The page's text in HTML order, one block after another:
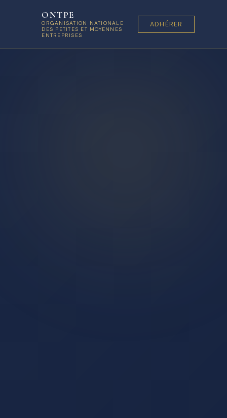
ONTPE
ORGANISATION NATIONALE
DES PETITES ET MOYENNES
ENTREPRISES
ADHÉRER